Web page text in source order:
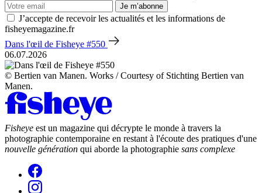
Je m’abonne
J’accepte de recevoir les actualités et les informations de
fisheyemagazine.fr
Dans l'œil de Fisheye #550
06.07.2026
© Bertien van Manen. Works / Courtesy of Stichting Bertien van
Manen.
Fisheye est un magazine qui décrypte le monde à travers la
photographie contemporaine en restant à l'écoute des pratiques d'une
nouvelle génération qui aborde la photographie sans complexe